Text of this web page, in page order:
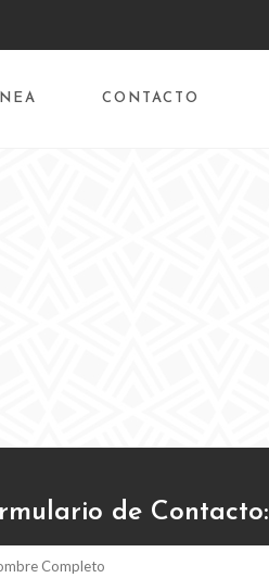
CONTACTO
de Contacto: